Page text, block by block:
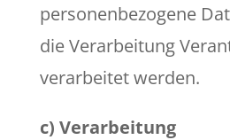
personenbezogene
die Verarbeitung
verarbeitet werden.
c) Verarbeitung